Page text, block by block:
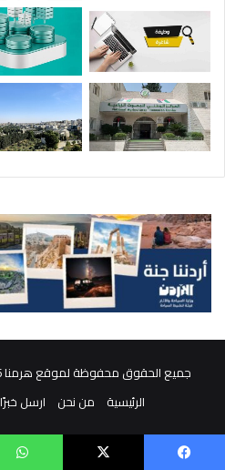
جميع الحقوق محفوظة لموقع هرمنا 2026 | مدعوم بواسطة
الرئيسية
من نحن ارسل خبرًا